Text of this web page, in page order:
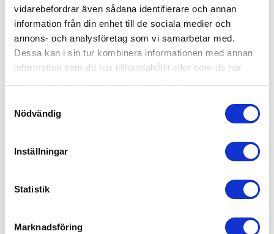
vidarebefordrar även sådana identifierare och annan
information från din enhet till de sociala medier och
annons- och analysföretag som vi samarbetar med.
Dessa kan i sin tur kombinera informationen med annan
information som du har tillhandahållit eller som de har
Nödvändig
Inställningar
Statistik
Marknadsföring